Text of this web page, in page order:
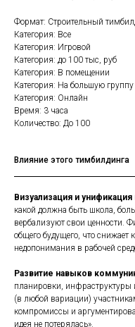
Формат: Строительный
Категория: Все
Категория: Игровой
Категория: до 100 тыс, руб
Категория: В помещении
Категория: На большую
Категория: Онлайн
Время: 3 часа
Количество: До 100
Влияние этого тимбилдинга
Визуализация и
какой должна быть школа,
вербализуют свои ценности.
общего будущего, что
недопонимания в рабочей
Развитие навыков
планировки, инфраструктуры
(в любой вариации)
компромиссы и
идея не потерялась».